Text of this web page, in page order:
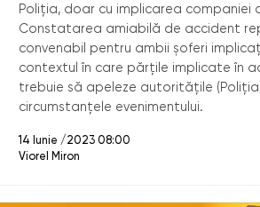
Poliția, doar cu implicarea companiei
Constatarea amiabilă de accident
convenabil pentru ambii șoferi
contextul în care părţile implicate în
trebuie să apeleze autoritățile
circumstanțele evenimentului.
14 Iunie /2023 08:00
Viorel Miron